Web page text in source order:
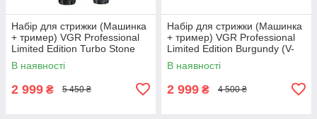
Набір для стрижки (Машинка
+ тример) VGR Professional
Limited Edition Turbo Stone
Grey (V-640)
В наявності
2 999 ₴ 5 450 ₴
Набір для стрижки (Машинка
+ тример) VGR Professional
Limited Edition Burgundy (V-
640-RE)
В наявності
2 999 ₴ 4 500 ₴